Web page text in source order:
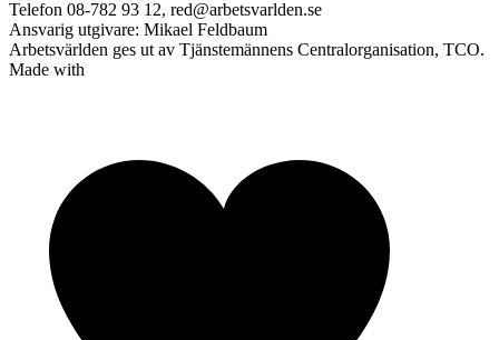
Telefon 08-782 93 12, red@arbetsvarlden.se
Ansvarig utgivare: Mikael Feldbaum
Arbetsvärlden ges ut av Tjänstemännens Centralorganisation, TCO.
Made with